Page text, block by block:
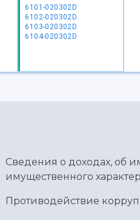
6101-020302D
6102-020302D
6103-020302D
6104-020302D
Сведения о доходах, об
имущественного
Противодействие